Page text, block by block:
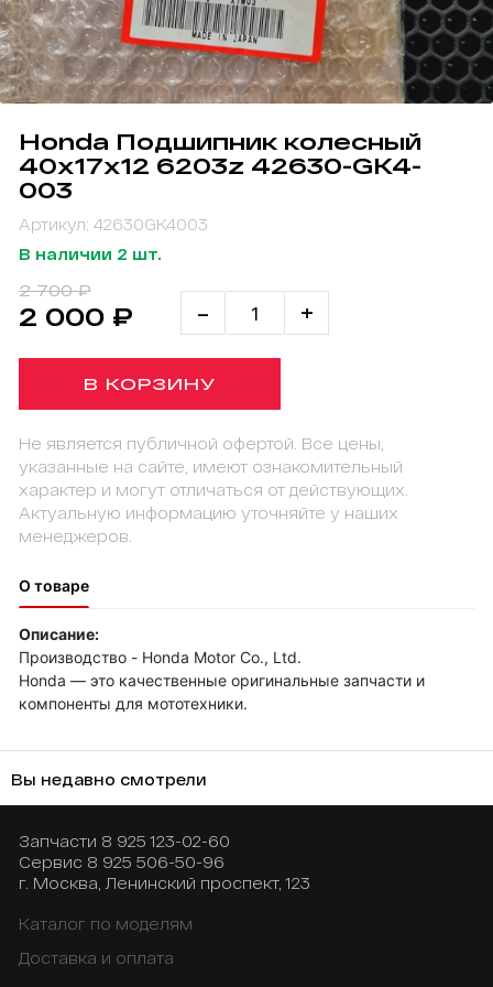
Honda Подшипник колесный
40х17х12 6203z 42630-GK4-
003
Артикул: 42630GK4003
В наличии 2 шт.
2 700 ₽
2 000 ₽ - +
В КОРЗИНУ
Не является публичной офертой. Все цены,
указанные на сайте, имеют ознакомительный
характер и могут отличаться от действующих.
Актуальную информацию уточняйте у наших
менеджеров.
О товаре
Описание:
Производство - Honda Motor Co., Ltd.
Honda — это качественные оригинальные запчасти и
компоненты для мототехники.
Вы недавно смотрели
Запчасти 8 925 123-02-60
Сервис 8 925 506-50-96
г. Москва, Ленинский проспект, 123
Каталог по моделям
Доставка и оплата